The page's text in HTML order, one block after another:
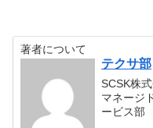
著者について
テクサ部
SCSK株
マネージ
ービス部